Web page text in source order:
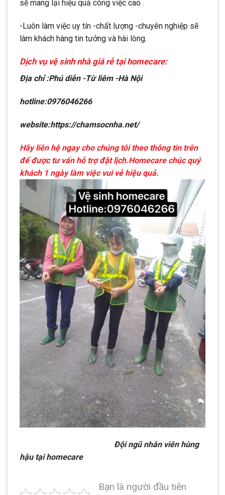
sẽ mang lại hiệu quả công việc cao .
-Luôn làm việc uy tín -chất lượng -chuyên nghiệp sẽ
làm khách hàng tin tưởng và hài lòng.
Dịch vụ vệ sinh nhà giá rẻ tại homecare:
Địa chỉ :Phú diễn -Từ liêm -Hà Nội
hotline:0976046266
website:https://chamsocnha.net/
Hãy liên hệ ngay cho chúng tôi theo thông tin trên
để được tư vấn hỗ trợ đặt lịch.Homecare chúc quý
khách 1 ngày làm việc vui vẻ hiệu quả.
Đội ngũ nhân viên hùng
hậu tại homecare
Bạn là người đầu tiên